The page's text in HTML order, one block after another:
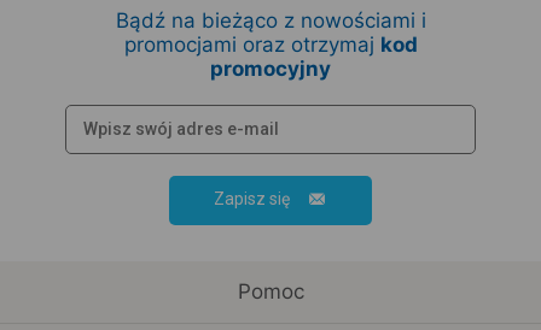
Bądź na bieżąco z nowościami i
promocjami oraz otrzymaj kod
promocyjny
Zapisz się
Pomoc